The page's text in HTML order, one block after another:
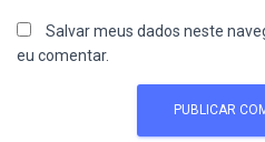
Salvar meus dados neste
eu comentar.